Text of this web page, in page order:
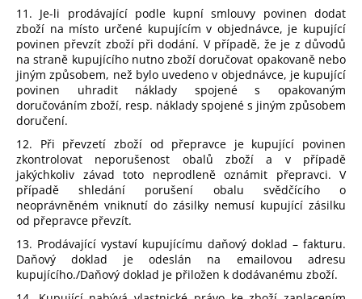
11. Je-li prodávající podle kupní smlouvy povinen dodat
zboží na místo určené kupujícím v objednávce, je kupující
povinen převzít zboží při dodání. V případě, že je z důvodů
na straně kupujícího nutno zboží doručovat opakovaně nebo
jiným způsobem, než bylo uvedeno v objednávce, je kupující
povinen uhradit náklady spojené s opakovaným
doručováním zboží, resp. náklady spojené s jiným způsobem
doručení.
12. Při převzetí zboží od přepravce je kupující povinen
zkontrolovat neporušenost obalů zboží a v případě
jakýchkoliv závad toto neprodleně oznámit přepravci. V
případě shledání porušení obalu svědčícího o
neoprávněném vniknutí do zásilky nemusí kupující zásilku
od přepravce převzít.
13. Prodávající vystaví kupujícímu daňový doklad – fakturu.
Daňový doklad je odeslán na emailovou adresu
kupujícího./Daňový doklad je přiložen k dodávanému zboží.